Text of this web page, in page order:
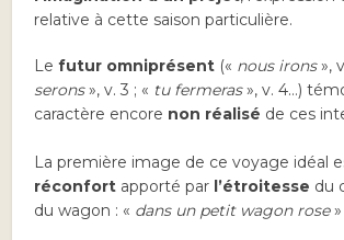
relative à cette saison particulière.
Lefutur omniprésent (« nous irons»,
serons», v. 3 ; « tu fermeras», v. 4…)
caractère encore non réalisé de ces
La première image de ce voyage idéal
réconfort apporté par l’étroitesse du
du wagon : « dans un petit wagon rose»